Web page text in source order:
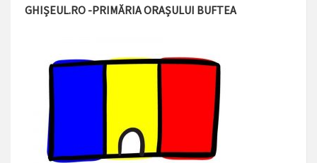
GHIȘEUL.RO -PRIMĂRIA ORAȘULUI BUFTEA